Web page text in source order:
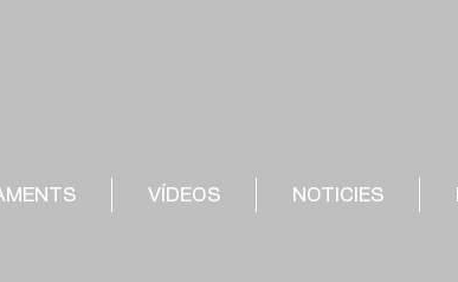
VÍDEOS NOTICIES